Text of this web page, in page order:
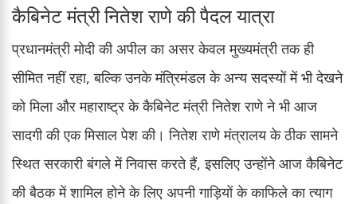
कैबिनेट मंत्री नितेश राणे की पैदल यात्रा
प्रधानमंत्री मोदी की अपील का असर केवल मुख्यमंत्री तक ही
सीमित नहीं रहा, बल्कि उनके मंत्रिमंडल के अन्य सदस्यों में भी देखने
को मिला और महाराष्ट्र के कैबिनेट मंत्री नितेश राणे ने भी आज
सादगी की एक मिसाल पेश की। नितेश राणे मंत्रालय के ठीक सामने
स्थित सरकारी बंगले में निवास करते हैं, इसलिए उन्होंने आज कैबिनेट
की बैठक में शामिल होने के लिए अपनी गाड़ियों के काफिले का त्याग